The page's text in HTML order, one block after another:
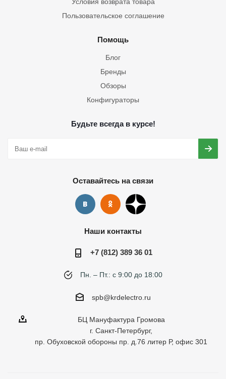
Пользовательское соглашение
Помощь
Блог
Бренды
Обзоры
Конфигураторы
Будьте всегда в курсе!
Оставайтесь на связи
Наши контакты
+7 (812) 389 36 01
Пн. – Пт.: с 9:00 до 18:00
spb@krdelectro.ru
БЦ Мануфактура Громова
г. Санкт-Петербург,
пр. Обуховской обороны пр. д.76 литер Р, офис 301